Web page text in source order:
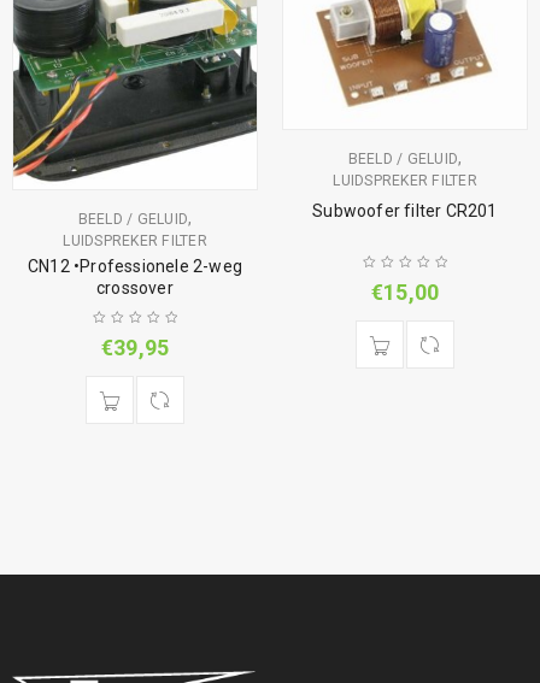
BEELD / GELUID,
LUIDSPREKER FILTER
CN12 •Professionele 2-weg
crossover
€39,95
BEELD / GELUID,
LUIDSPREKER FILTER
Subwoofer filter CR201
€15,00